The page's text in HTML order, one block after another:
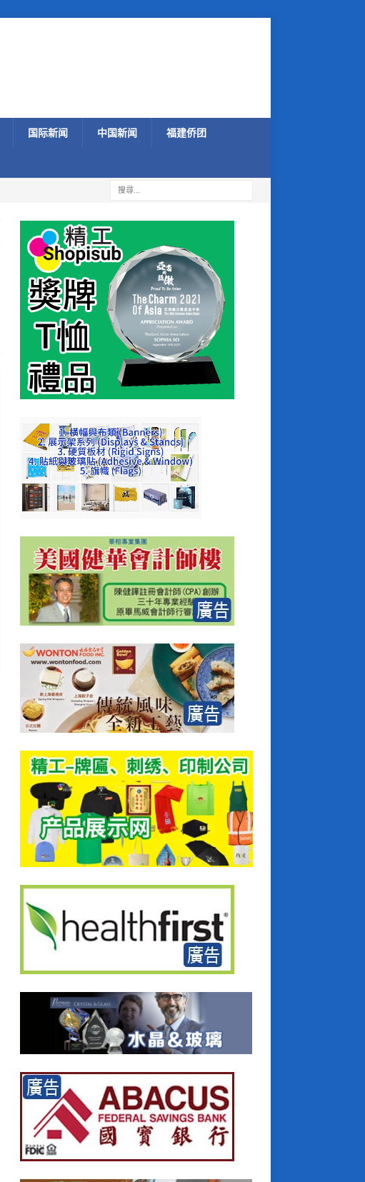
国际新闻 中国新闻 福建侨团